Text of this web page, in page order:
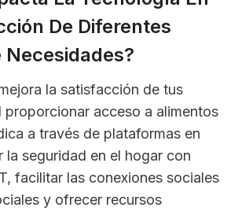
De Diferentes
Necesidades?
la satisfacción de tus
proporcionar acceso a alimentos
a través de plataformas en
la seguridad en el hogar con
facilitar las conexiones sociales
y ofrecer recursos